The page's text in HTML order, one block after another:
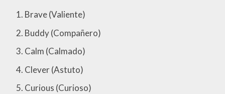
Brave (Valiente)
Buddy (Compañero)
Calm (Calmado)
Clever (Astuto)
Curious (Curioso)